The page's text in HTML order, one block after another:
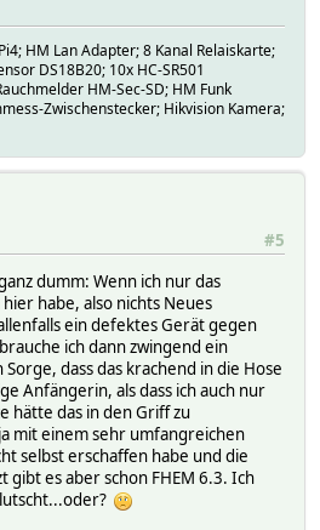
HM Lan Adapter; 8 Kanal Relaiskarte;
DS18B20; 10x HC-SR501
HM-Sec-SD; HM Funk
Zwischenstecker; Hikvision Kamera;
#5
dumm: Wenn ich nur das
habe, also nichts Neues
ein defektes Gerät gegen
ich dann zwingend ein
dass das krachend in die Hose
Anfängerin, als dass ich auch nur
hätte das in den Griff zu
mit einem sehr umfangreichen
selbst erschaffen habe und die
gibt es aber schon FHEM 6.3. Ich